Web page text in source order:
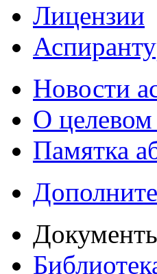
Лицензии
Новости
О
Памятка